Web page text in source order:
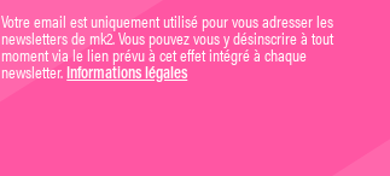
Votre email est uniquement utilisé pour vous adresser les
newsletters de mk2. Vous pouvez vous y désinscrire à tout
moment via le lien prévu à cet effet intégré à chaque
newsletter. Informations légales